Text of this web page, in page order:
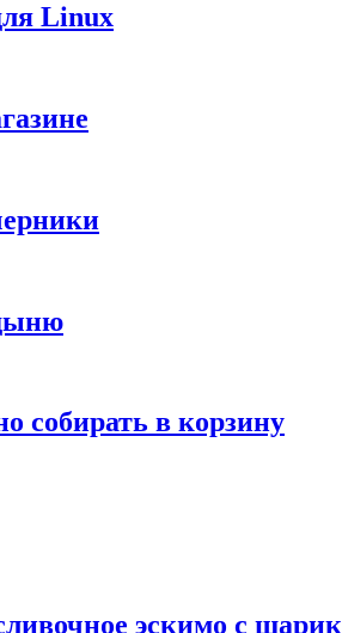
Linux
собирать в корзину
эскимо с